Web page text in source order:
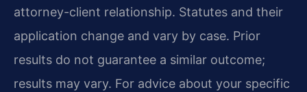
attorney-client relationship. Statutes and their
application change and vary by case. Prior
results do not guarantee a similar outcome;
results may vary. For advice about your specific